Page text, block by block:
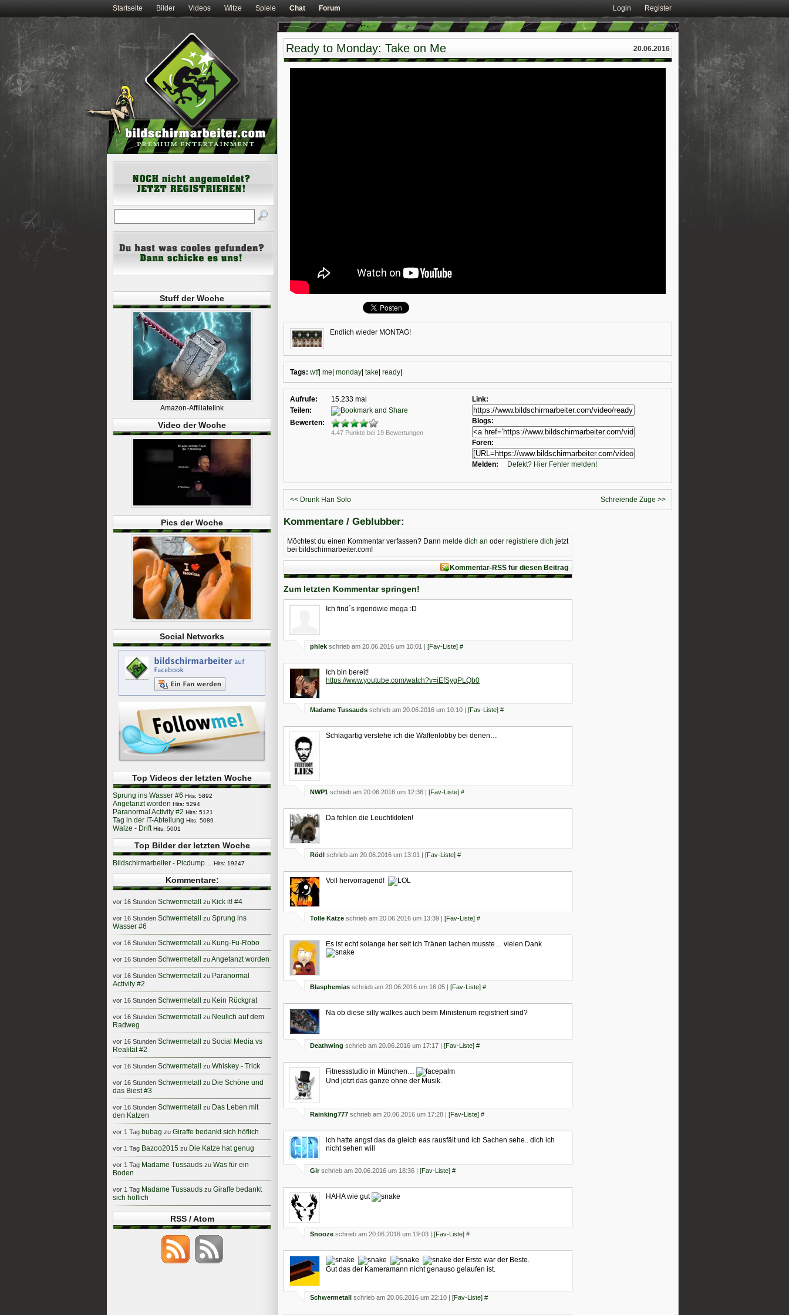
Startseite Bilder Videos Witze Spiele Chat Forum Login Register
20.06.2016
Ready to Monday: Take on Me
Endlich wieder MONTAG!
Tags: wtf| me monday take ready
Aufrufe:
15.233 mal
Teilen:
Bewerten:
4.47 Punkte bei 19 Bewertungen
Link:
Blogs:
Foren:
Melden: Defekt? Hier Fehler melden!
<< Drunk Han Solo Schreiende Züge >>
Kommentare / Geblubber:
Möchtest du einen Kommentar verfassen? Dann melde dich an oder registriere dich jetzt
bei bildschirmarbeiter.com!
Kommentar-RSS für diesen Beitrag
Zum letzten Kommentar springen!
Ich find´s irgendwie mega :D
phlek schrieb am 20.06.2016 um 10:01 | [Fav-Liste] #
Ich bin bereit!
https://www.youtube.com/watch?v=iEfSygPLQb0
Madame Tussauds schrieb am 20.06.2016 um 10:10 | [Fav-Liste] #
Schlagartig verstehe ich die Waffenlobby bei denen…
NWP1 schrieb am 20.06.2016 um 12:36 | [Fav-Liste] #
Da fehlen die Leuchtklöten!
Rödl schrieb am 20.06.2016 um 13:01 | [Fav-Liste] #
Voll hervorragend!
Tolle Katze schrieb am 20.06.2016 um 13:39 | [Fav-Liste] #
Es ist echt solange her seit ich Tränen lachen musste ... vielen Dank
Blasphemias schrieb am 20.06.2016 um 16:05 | [Fav-Liste] #
Na ob diese silly walkes auch beim Ministerium registriert sind?
Deathwing schrieb am 20.06.2016 um 17:17 | [Fav-Liste] #
Fitnessstudio in München…
Und jetzt das ganze ohne der Musik.
Rainking777 schrieb am 20.06.2016 um 17:28 | [Fav-Liste] #
ich hatte angst das da gleich eas rausfält und ich Sachen sehe.. dich ich
nicht sehen will
Girschrieb am 20.06.2016 um 18:36 | [Fav-Liste] #
HAHA wie gut
Snooze schrieb am 20.06.2016 um 19:03 | [Fav-Liste] #
der Erste war der Beste.
Gut das der Kameramann nicht genauso gelaufen ist.
Schwermetall schrieb am 20.06.2016 um 22:10 | [Fav-Liste] #
Stuff der Woche
Amazon-Affiliatelink
Video der Woche
Pics der Woche
Social Networks
Top Videos der letzten Woche
Sprung ins Wasser #6 Hits: 5892
Angetanzt worden Hits: 5294
Paranormal Activity #2 Hits: 5121
Tag in der IT-Abteilung Hits: 5089
Walze - Drift Hits: 5001
Top Bilder der letzten Woche
Bildschirmarbeiter - Picdump… Hits: 19247
Kommentare:
vor 16 Stunden Schwermetall zu Kick it! #4
vor 16 Stunden Schwermetall zu Sprung ins
Wasser #6
vor 16 Stunden Schwermetall zu Kung-Fu-Robo
vor 16 Stunden Schwermetall zuAngetanzt worden
vor 16 Stunden Schwermetall zu Paranormal
Activity #2
vor 16 Stunden Schwermetall zu Kein Rückgrat
vor 16 Stunden Schwermetall zu Neulich auf dem
Radweg
vor 16 Stunden Schwermetall zu Social Media vs
Realität #2
vor 16 Stunden Schwermetall zu Whiskey - Trick
vor 16 Stunden Schwermetall zu Die Schöne und
das Biest #3
vor 16 Stunden Schwermetall zu Das Leben mit
den Katzen
vor 1 Tag bubag zu Giraffe bedankt sich höflich
vor 1 Tag Bazoo2015 zu Die Katze hat genug
vor 1 Tag Madame Tussauds zu Was für ein
Boden
vor 1 Tag Madame Tussauds zu Giraffe bedankt
sich höflich
RSS / Atom